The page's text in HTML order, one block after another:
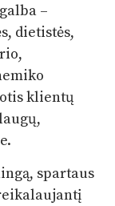
–
dietistės,
klientų
spartaus